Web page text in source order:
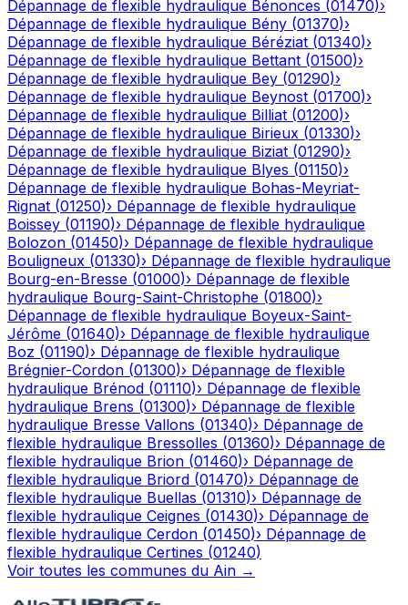
Dépannage de flexible hydraulique Bénonces (01470)›
Dépannage de flexible hydraulique Bény (01370)›
Dépannage de flexible hydraulique Béréziat (01340)›
Dépannage de flexible hydraulique Bettant (01500)›
Dépannage de flexible hydraulique Bey (01290)›
Dépannage de flexible hydraulique Beynost (01700)›
Dépannage de flexible hydraulique Billiat (01200)›
Dépannage de flexible hydraulique Birieux (01330)›
Dépannage de flexible hydraulique Biziat (01290)›
Dépannage de flexible hydraulique Blyes (01150)›
Dépannage de flexible hydraulique Bohas-Meyriat-
Rignat (01250)› Dépannage de flexible hydraulique
Boissey (01190)› Dépannage de flexible hydraulique
Bolozon (01450)› Dépannage de flexible hydraulique
Bouligneux (01330)› Dépannage de flexible hydraulique
Bourg-en-Bresse (01000)› Dépannage de flexible
hydraulique Bourg-Saint-Christophe (01800)›
Dépannage de flexible hydraulique Boyeux-Saint-
Jérôme (01640)› Dépannage de flexible hydraulique
Boz (01190)› Dépannage de flexible hydraulique
Brégnier-Cordon (01300)› Dépannage de flexible
hydraulique Brénod (01110)› Dépannage de flexible
hydraulique Brens (01300)› Dépannage de flexible
hydraulique Bresse Vallons (01340)› Dépannage de
flexible hydraulique Bressolles (01360)› Dépannage de
flexible hydraulique Brion (01460)› Dépannage de
flexible hydraulique Briord (01470)› Dépannage de
flexible hydraulique Buellas (01310)› Dépannage de
flexible hydraulique Ceignes (01430)› Dépannage de
flexible hydraulique Cerdon (01450)› Dépannage de
flexible hydraulique Certines (01240)
Voir toutes les communes du Ain →